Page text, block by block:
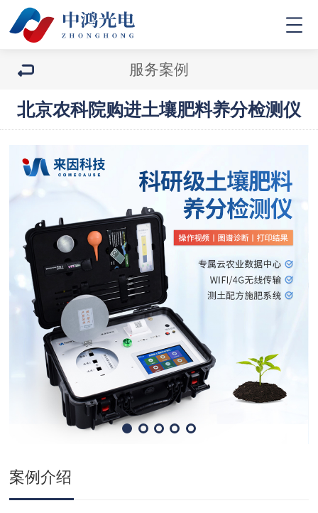
服务案例
北京农科院购进土壤肥料养分检测仪
案例介绍